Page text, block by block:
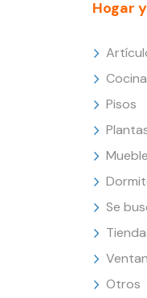
Hogar
Cocina
Pisos
Se
Otros